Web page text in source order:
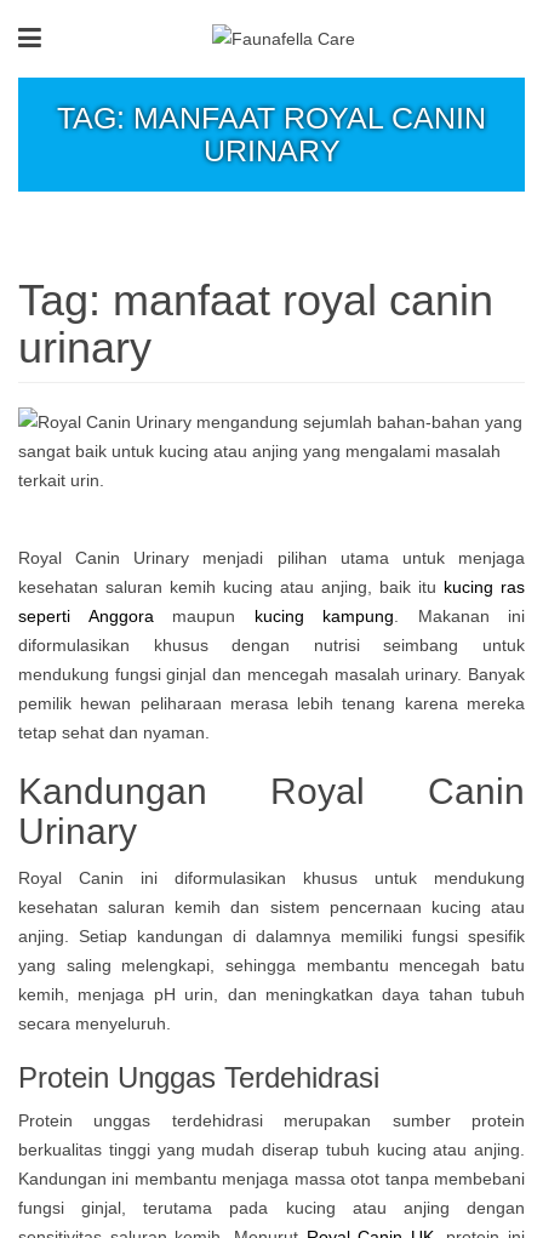
TAG: MANFAAT ROYAL CANIN
URINARY
Tag: manfaat royal canin
urinary
Royal Canin Urinary menjadi pilihan utama untuk menjaga
kesehatan saluran kemih kucing atau anjing, baik itu kucing ras
seperti Anggora maupun kucing kampung . Makanan ini
diformulasikan khusus dengan nutrisi seimbang untuk
mendukung fungsi ginjal dan mencegah masalah urinary. Banyak
pemilik hewan peliharaan merasa lebih tenang karena mereka
tetap sehat dan nyaman.
Kandungan Royal Canin
Urinary
Royal Canin ini diformulasikan khusus untuk mendukung
kesehatan saluran kemih dan sistem pencernaan kucing atau
anjing. Setiap kandungan di dalamnya memiliki fungsi spesifik
yang saling melengkapi, sehingga membantu mencegah batu
kemih, menjaga pH urin, dan meningkatkan daya tahan tubuh
secara menyeluruh.
Protein Unggas Terdehidrasi
Protein unggas terdehidrasi merupakan sumber protein
berkualitas tinggi yang mudah diserap tubuh kucing atau anjing.
Kandungan ini membantu menjaga massa otot tanpa membebani
fungsi ginjal, terutama pada kucing atau anjing dengan